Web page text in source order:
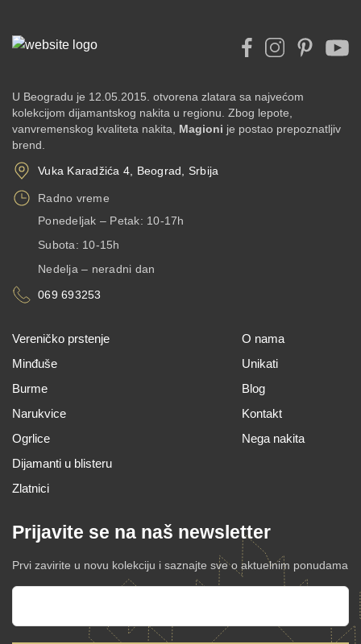
U Beogradu je 12.05.2015. otvorena zlatara sa najvećom
kolekcijom dijamantskog nakita u regionu. Zbog lepote,
vanvremenskog kvaliteta nakita, Magioni je postao prepoznatljiv
brend.
Vuka Karadžića 4, Beograd, Srbija
Radno vreme
Ponedeljak – Petak: 10-17h
Subota: 10-15h
Nedelja – neradni dan
069 693253
Vereničko prstenje
Minđuše
Burme
Narukvice
Ogrlice
Dijamanti u blisteru
Zlatnici
O nama
Unikati
Blog
Kontakt
Nega nakita
Prijavite se na naš newsletter
Prvi zavirite u novu kolekciju i saznajte sve o aktuelnim ponudama